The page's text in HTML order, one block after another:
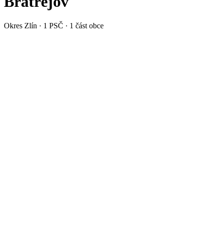
Okres Zlín · 1 PSČ · 1 část obce